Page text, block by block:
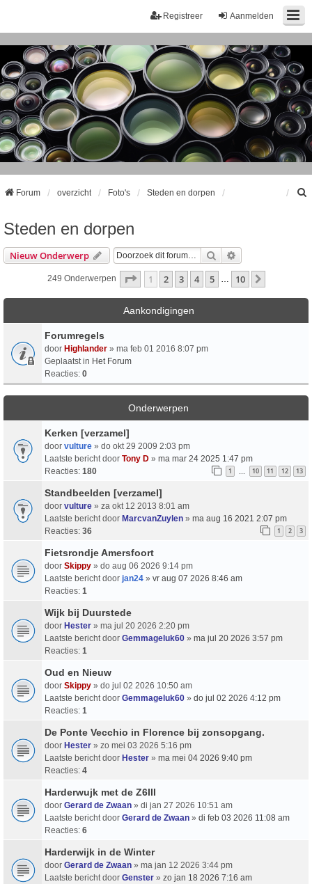
Aanmelden
Registreer
Forum overzicht Foto's Steden en dorpen
Steden en dorpen
Nieuw Onderwerp Zoek
249 Onderwerpen Pagina Van10
1 2 3 4 5 10
Aankondigingen
Forumregels
door Highlander » ma feb 01 2016 8:07 pm
Geplaatst in Het Forum
Reacties: 0
Onderwerpen
Kerken [verzamel]
door vulture » do okt 29 2009 2:03 pm
Laatste bericht door Tony D » ma mar 24 2025 1:47 pm
Reacties: 180 1 … 10 11 12 13
Standbeelden [verzamel]
door vulture » za okt 12 2013 8:01 am
Laatste bericht door MarcvanZuylen » ma aug 16 2021 2:07 pm
Reacties: 36 1 2 3
Fietsrondje Amersfoort
door Skippy » do aug 06 2026 9:14 pm
Laatste bericht door jan24 » vr aug 07 2026 8:46 am
Reacties: 1
Wijk bij Duurstede
door Hester » ma jul 20 2026 2:20 pm
Laatste bericht door Gemmageluk60 » ma jul 20 2026 3:57 pm
Reacties: 1
Oud en Nieuw
door Skippy » do jul 02 2026 10:50 am
Laatste bericht door Gemmageluk60 » do jul 02 2026 4:12 pm
Reacties: 1
De Ponte Vecchio in Florence bij zonsopgang.
door Hester » zo mei 03 2026 5:16 pm
Laatste bericht door Hester » ma mei 04 2026 9:40 pm
Reacties: 4
Harderwujk met de Z6III
door Gerard de Zwaan » di jan 27 2026 10:51 am
Laatste bericht door Gerard de Zwaan » di feb 03 2026 11:08 am
Reacties: 6
Harderwijk in de Winter
door Gerard de Zwaan » ma jan 12 2026 3:44 pm
Laatste bericht door Genster » zo jan 18 2026 7:16 am